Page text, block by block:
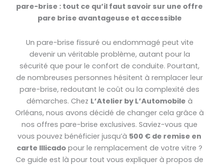
pare-brise : tout ce qu’il faut savoir sur une offre
pare brise avantageuse et accessible
Un pare-brise fissuré ou endommagé peut vite
devenir un véritable problème, autant pour la
sécurité que pour le confort de conduite. Pourtant,
de nombreuses personnes hésitent à remplacer leur
pare-brise, redoutant le coût ou la complexité des
démarches. Chez L’Atelier by L’Automobile à
Orléans, nous avons décidé de changer cela grâce à
nos offres pare-brise exclusives. Saviez-vous que
vous pouvez bénéficier jusqu’à 500 € de remise en
carte Illicado pour le remplacement de votre vitre ?
Ce guide est là pour tout vous expliquer à propos de